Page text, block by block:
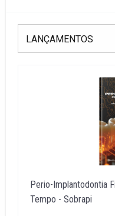
Perio-Implantodontia
Tempo - Sobrapi